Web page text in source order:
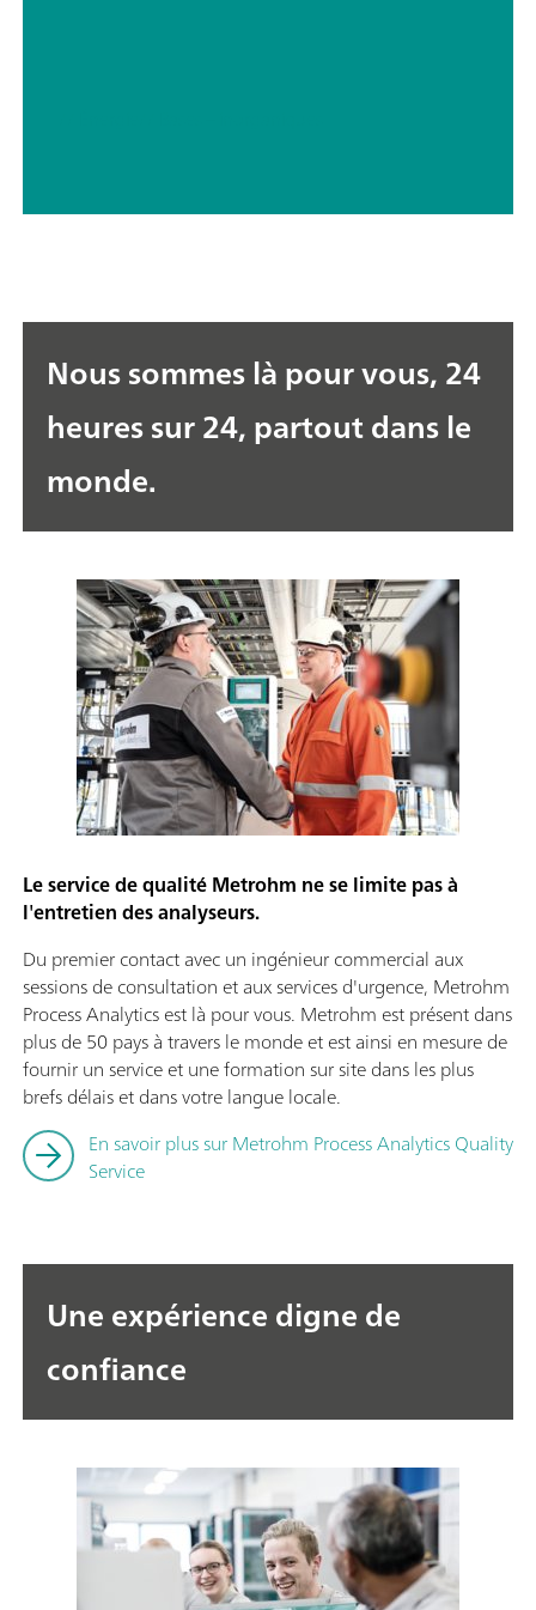
Nous sommes là pour vous, 24
heures sur 24, partout dans le
monde.
Le service de qualité Metrohm ne se limite pas à
l'entretien des analyseurs.
Du premier contact avec un ingénieur commercial aux
sessions de consultation et aux services d'urgence, Metrohm
Process Analytics est là pour vous. Metrohm est présent dans
plus de 50 pays à travers le monde et est ainsi en mesure de
fournir un service et une formation sur site dans les plus
brefs délais et dans votre langue locale.
En savoir plus sur Metrohm Process Analytics Quality
Service
Une expérience digne de
confiance